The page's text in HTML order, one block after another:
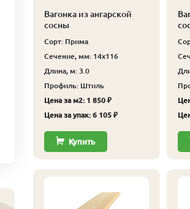
Вагонка из ангарской
сосны
Сорт: Прима
Сечение, мм: 14x116
Длина, м: 3.0
Профиль: Штиль
Цена за м2: 1 850 ₽
Цена за упак: 6 105 ₽
Купить